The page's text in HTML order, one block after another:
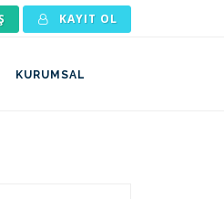
KAYIT OL
KURUMSAL